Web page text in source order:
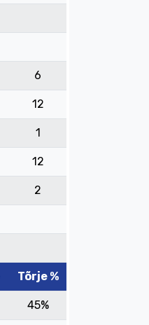
6
12
1
12
2
Tõrje %
45%